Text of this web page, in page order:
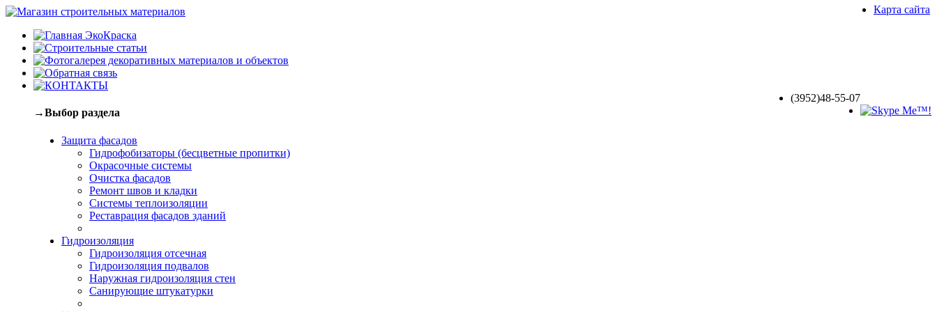
(3952)48-55-07
Карта сайта
→Выбор раздела
Защита фасадов
Гидрофобизаторы (бесцветные пропитки)
Окрасочные системы
Очистка фасадов
Ремонт швов и кладки
Системы теплоизоляции
Реставрация фасадов зданий
Гидроизоляция
Гидроизоляция отсечная
Гидроизоляция подвалов
Наружная гидроизоляция стен
Санирующие штукатурки